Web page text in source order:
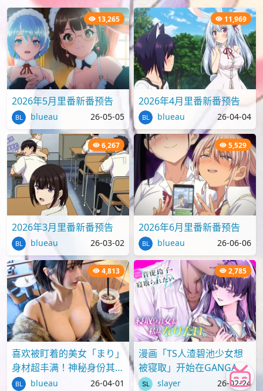
13,265
2026年5月里番新番预告
blueau 26-05-05
11,969
2026年4月里番新番预告
blueau 26-04-04
6,267
2026年3月里番新番预告
blueau 26-03-02
5,529
2026年6月里番新番预告
blueau 26-06-06
4,813
喜欢被盯着的美女「まり」
身材超丰满！神秘身份其实
才刚满18岁？
blueau 26-04-01
2,785
漫画「TS人渣碧池少女想
被寝取」开始在GANGAN
ONLINE上连载
slayer 26-02-24